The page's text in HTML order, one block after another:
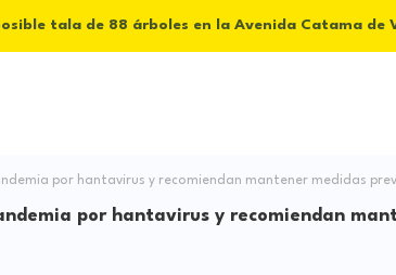
tala de 88 árboles en la Avenida Catama de
por hantavirus y recomiendan mantener medidas
por hantavirus y recomiendan